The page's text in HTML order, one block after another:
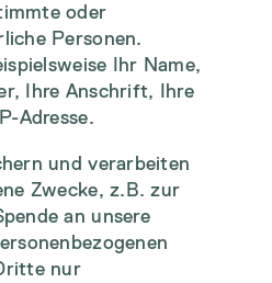
oder
Personen.
Ihr Name,
Ihre Anschrift, Ihre
Adresse.
und verarbeiten
Zwecke, z.B. zur
an unsere
nur